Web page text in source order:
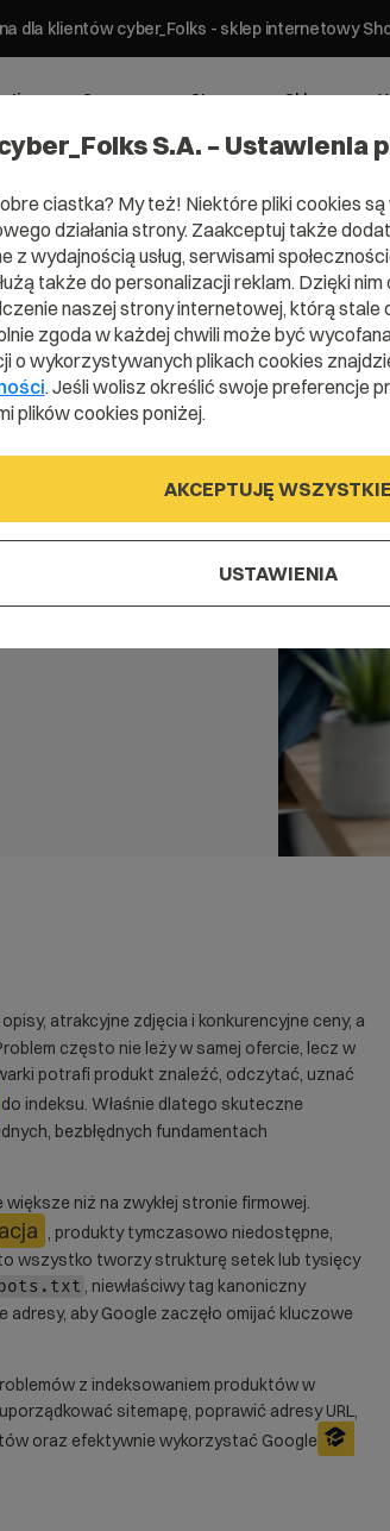
dla klientów cyber_Folks - sklep internetowy
Serwery Strony Sklepy
atrakcyjne zdjęcia i konkurencyjne ceny, a
często nie leży w samej ofercie, lecz w
potrafi produkt znaleźć, odczytać, uznać
do indeksu. Właśnie dlatego skuteczne
bezbłędnych fundamentach
niż na zwykłej stronie firmowej.
, produkty tymczasowo niedostępne,
to wszystko tworzy strukturę setek lub tysięcy
, niewłaściwy tag kanoniczny
aby Google zaczęło omijać kluczowe
z indeksowaniem produktów w
sitemapę, poprawić adresy URL,
oraz efektywnie wykorzystać Google
S.A. – Ustawienia
ciastka? My też! Niektóre pliki cookies
działania strony. Zaakceptuj także
z wydajnością usług, serwisami
także do personalizacji reklam. Dzięki
naszej strony internetowej, którą stale
zgoda w każdej chwili może być
o wykorzystywanych plikach cookies
. Jeśli wolisz określić swoje preferencje
plików cookies poniżej.
AKCEPTUJĘ WSZYSTKIE
USTAWIENIA